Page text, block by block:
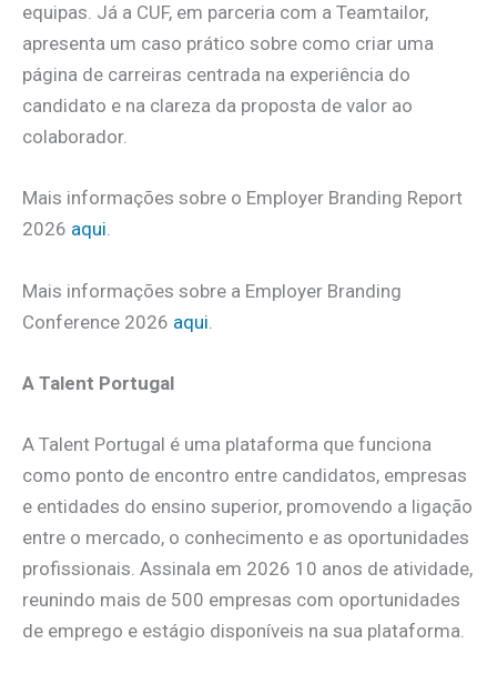
equipas. Já a CUF, em parceria com a Teamtailor,
apresenta um caso prático sobre como criar uma
página de carreiras centrada na experiência do
candidato e na clareza da proposta de valor ao
colaborador.
Mais informações sobre o Employer Branding Report
2026 aqui.
Mais informações sobre a Employer Branding
Conference 2026 aqui
A Talent Portugal
A Talent Portugal é uma plataforma que funciona
como ponto de encontro entre candidatos, empresas
e entidades do ensino superior, promovendo a ligação
entre o mercado, o conhecimento e as oportunidades
profissionais. Assinala em 2026 10 anos de atividade,
reunindo mais de 500 empresas com oportunidades
de emprego e estágio disponíveis na sua plataforma.